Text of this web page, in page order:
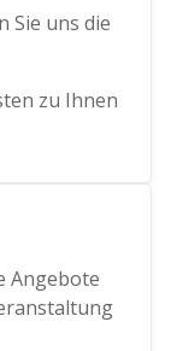
Sie uns die
zu Ihnen
Angebote